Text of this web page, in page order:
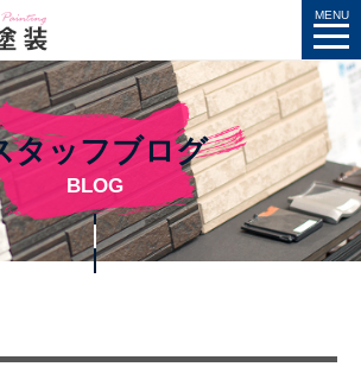
タッフブログ
BLOG